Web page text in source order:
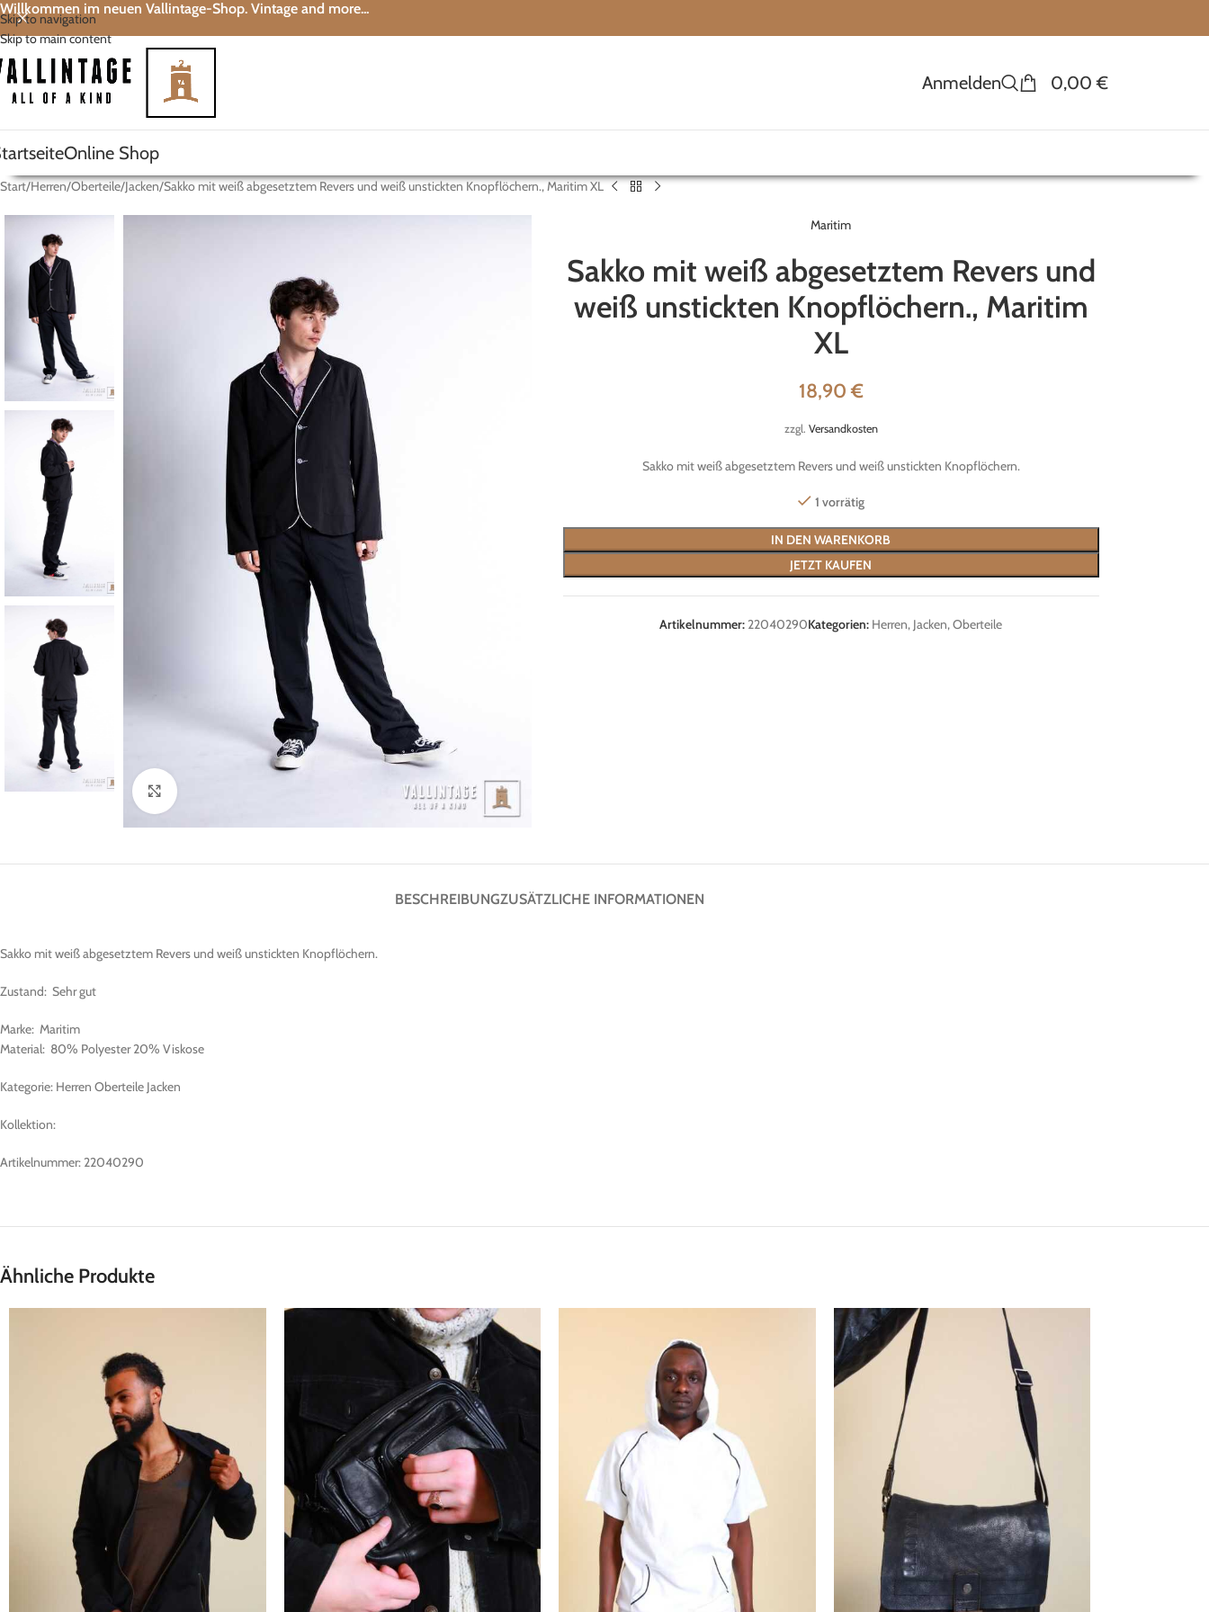
Skip to navigation
Skip to main content
Willkommen im neuen Vallintage-Shop. Vintage and more...
Anmelden 0,00€
Online Shop
Start Herren Oberteile Jacken Sakko mit weiß abgesetztem Revers und weiß unstickten Knopflöchern., Maritim XL
Maritim
Sakko mit weiß abgesetztem Revers und
weiß unstickten Knopflöchern., Maritim
XL
18,90€
zzgl. Versandkosten
Sakko mit weiß abgesetztem Revers und weiß unstickten Knopflöchern.
1 vorrätig
IN DEN WARENKORB
JETZT KAUFEN
Artikelnummer: 22040290Kategorien: Herren, Jacken,Oberteile
BESCHREIBUNGZUSÄTZLICHE INFORMATIONEN
Sakko mit weiß abgesetztem Revers und weiß unstickten Knopflöchern.
Zustand: Sehr gut
Marke: Maritim
Material: 80% Polyester 20% Viskose
Kategorie: Herren Oberteile Jacken
Kollektion:
Artikelnummer: 22040290
Ähnliche Produkte